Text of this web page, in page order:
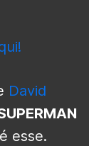
David
esse.